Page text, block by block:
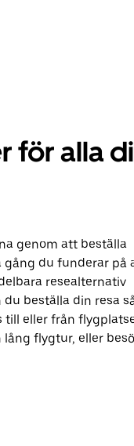
för alla
genom att beställa
gång du funderar på
resealternativ
beställa din resa
till eller från
flygtur, eller